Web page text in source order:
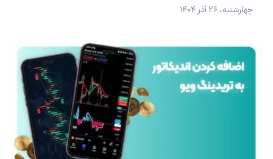
چهارشنبه، ۲۶ آذر ۱۴۰۴